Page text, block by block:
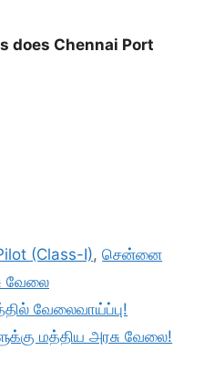
does Chennai Port
(Class-I),சென்னை
வேலை
வேலைவாய்ப்பு!
மத்திய அரசு வேலை!